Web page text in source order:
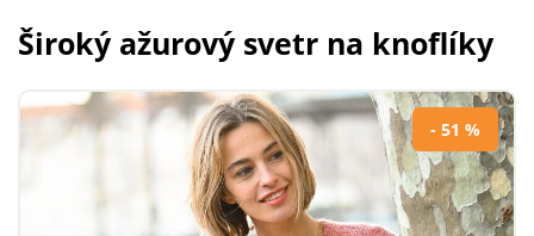
Široký ažurový svetr na knoflíky
- 51 %